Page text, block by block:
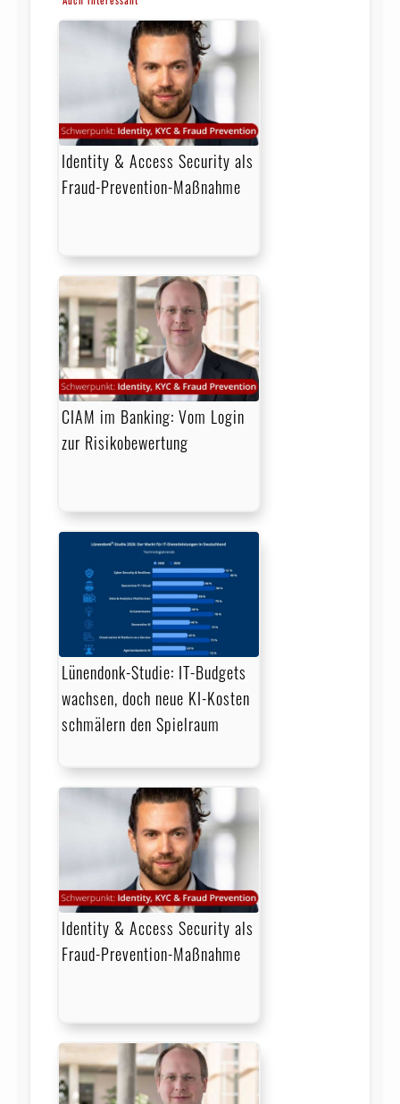
Identity & Access Security als
Fraud-Prevention-Maßnahme
CIAM im Banking: Vom Login
zur Risikobewertung
Lünendonk-Studie: IT-Budgets
wachsen, doch neue KI-Kosten
schmälern den Spielraum
Identity & Access Security als
Fraud-Prevention-Maßnahme